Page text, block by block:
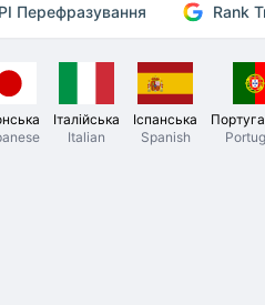
Перефразування Rank
Італійська
Italian
Іспанська
Spanish